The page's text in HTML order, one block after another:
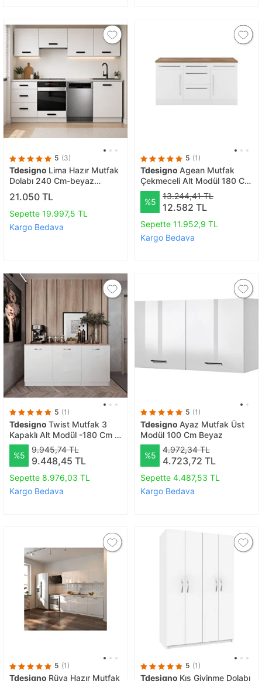
5 (3)
Tdesigno Lima Hazır Mutfak
Dolabı 240 Cm-beyaz
Laminat Tezgah Dahil-
bulaşık Makinesi Yeri
Mevcut-mat
21.050 TL
Sepette 19.997,5 TL
Kargo Bedava
5 (1)
Tdesigno Agean Mutfak
Çekmeceli Alt Modül 180 Cm
Beyaz -tezgah Dahil
%5
13.244,41 TL
12.582 TL
Sepette 11.952,9 TL
Kargo Bedava
5 (1)
Tdesigno Twist Mutfak 3
Kapaklı Alt Modül -180 Cm -
Çok Amaçlı Dolap -beyaz-
tezgah Dahil
%5
9.945,74 TL
9.448,45 TL
Sepette 8.976,03 TL
Kargo Bedava
5 (1)
Tdesigno Ayaz Mutfak Üst
Modül 100 Cm Beyaz
%5
4.972,34 TL
4.723,72 TL
Sepette 4.487,53 TL
Kargo Bedava
5 (1)
Tdesigno Rüya Hazır Mutfak
5 (1)
Tdesigno Kış Giyinme Dolabı